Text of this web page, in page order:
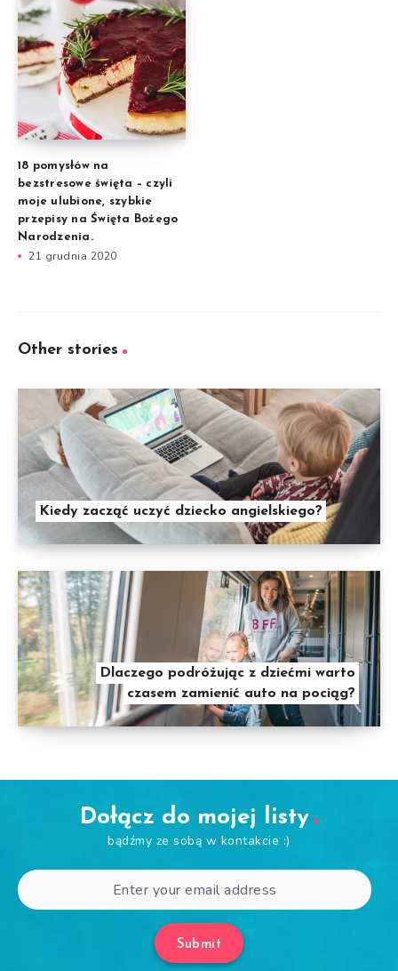
18 pomysłów na
bezstresowe święta – czyli
moje ulubione, szybkie
przepisy na Święta Bożego
Narodzenia.
21 grudnia 2020
Other stories
Kiedy zacząć uczyć dziecko angielskiego?
Dlaczego podróżując z dziećmi warto
czasem zamienić auto na pociąg?
Dołącz do mojej listy
bądźmy ze sobą w kontakcie :)
Submit